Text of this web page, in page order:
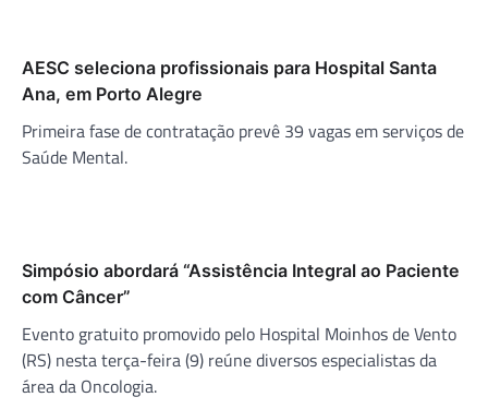
AESC seleciona profissionais para Hospital Santa
Ana, em Porto Alegre
Primeira fase de contratação prevê 39 vagas em serviços de
Saúde Mental.
Simpósio abordará “Assistência Integral ao Paciente
com Câncer”
Evento gratuito promovido pelo Hospital Moinhos de Vento
(RS) nesta terça-feira (9) reúne diversos especialistas da
área da Oncologia.